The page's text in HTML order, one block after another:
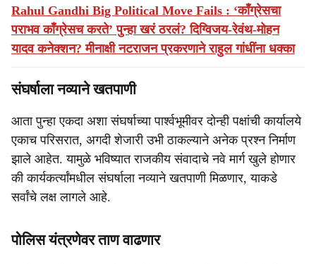
Rahul Gandhi Big Political Move Fails : ‘काँग्रेसचा
पराभव काँग्रेसच करते’ पुन्हा खरं ठरलं? दिग्विजय-रेवंथ-मोहन
यादव कनेक्शन? मीनाक्षी नटराजन प्रकरणाने राहुल गांधींना धक्का
संघर्षाला नव्याने खतपाणी
आता पुन्हा एकदा अशा संघर्षाच्या पार्श्वभूमीवर दोन्ही पक्षांची कार्यालये
एकाच परिसरात, अगदी शेजारी उभी ठाकल्याने अनेक प्रश्न निर्माण
झाले आहेत. यामुळे भविष्यात राजकीय संवादाचे नवे मार्ग खुले होणार
की कार्यकर्त्यांमधील संघर्षाला नव्याने खतपाणी मिळणार, याकडे
सर्वांचे लक्ष लागले आहे.
पोलिस यंत्रणेवर ताण वाढणार